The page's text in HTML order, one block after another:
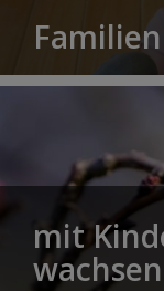
mit
wachsen